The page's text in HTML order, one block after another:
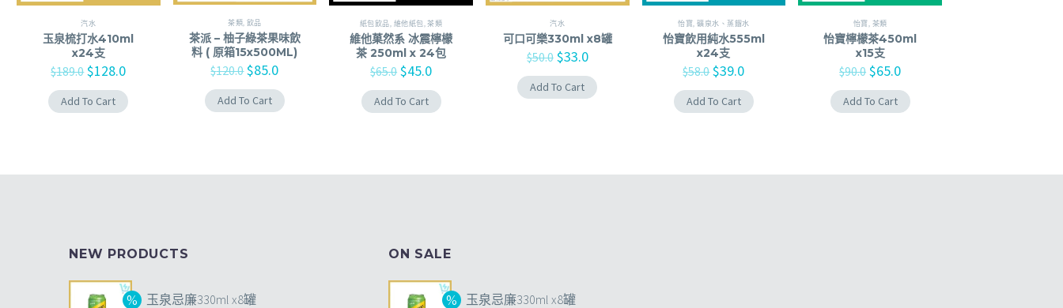
汽水
玉泉梳打水410ml
x24支
$189.0 $128.0
Add To Cart
茶類 飲品
茶派 – 柚子綠茶果味飲
料 ( 原箱15x500ML)
$120.0 $85.0
Add To Cart
紙包飲品 維他紙包 ,茶類
維他菓然系 冰震檸檬
茶 250ml x 24包
$65.0 $45.0
Add To Cart
汽水
可口可樂330ml x8罐
$50.0 $33.0
Add To Cart
怡寶 ,礦泉水、蒸餾水
怡寶飲用純水555ml
x24支
$58.0 $39.0
Add To Cart
怡寶 茶類
怡寶檸檬茶450ml
x15支
$90.0 $65.0
Add To Cart
NEW PRODUCTS
玉泉忌廉330ml x8罐
ON SALE
玉泉忌廉330ml x8罐